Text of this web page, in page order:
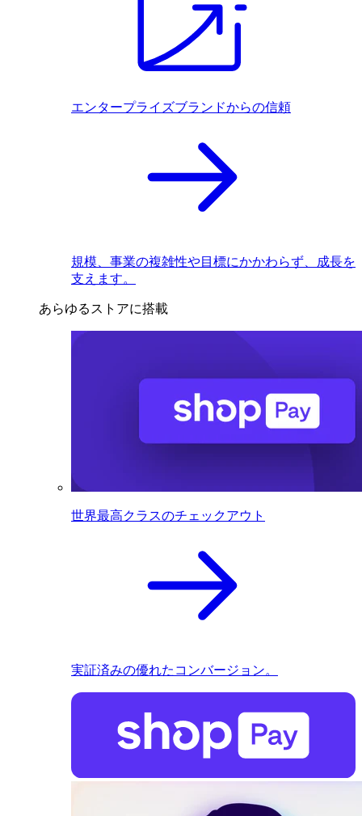
エンタープライズブランドからの信頼
規模、事業の複雑性や目標にかかわらず、成長を
支えます。
あらゆるストアに搭載
世界最高クラスのチェックアウト
実証済みの優れたコンバージョン。